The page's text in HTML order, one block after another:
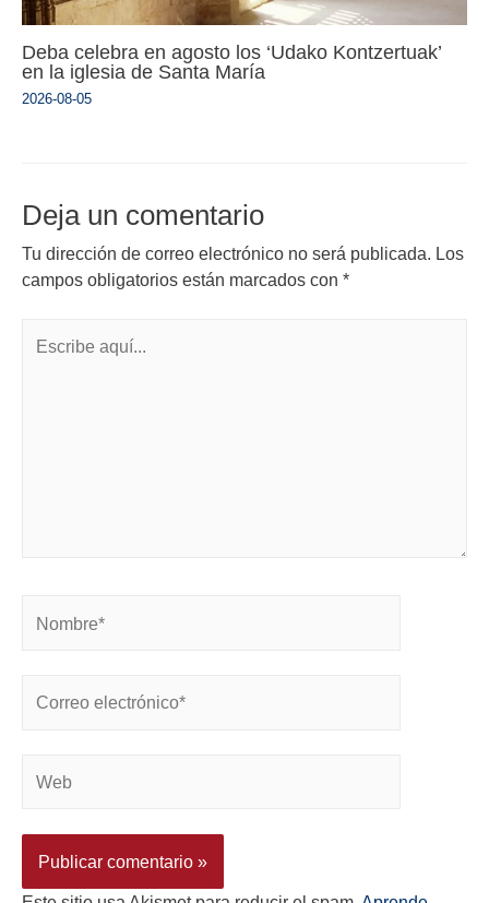
Deba celebra en agosto los ‘Udako Kontzertuak’
en la iglesia de Santa María
2026-08-05
Deja un comentario
Tu dirección de correo electrónico no será publicada. Los
campos obligatorios están marcados con *